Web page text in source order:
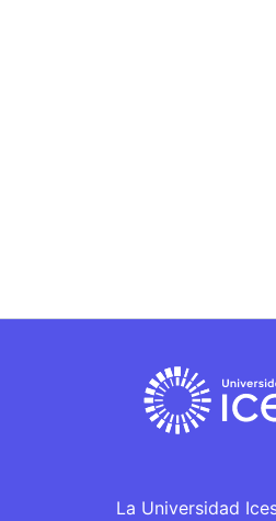
La Universidad